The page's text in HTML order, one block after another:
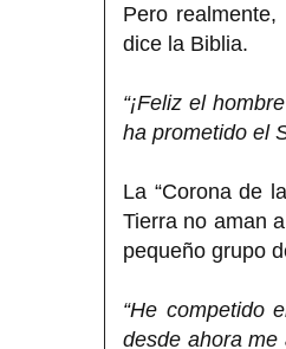
Pero
dice la Biblia.
“¡Feliz el
ha prometido el
La “Corona de
Tierra no aman
pequeño grupo
“He competido
desde ahora